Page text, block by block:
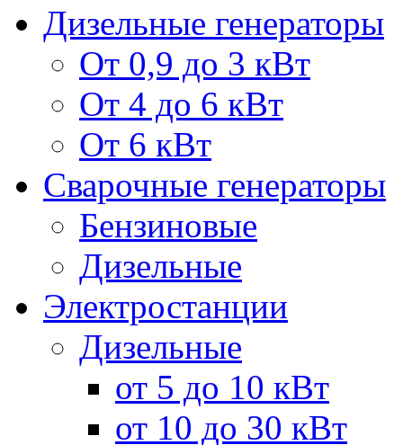
Дизельные генераторы
От 0,9 до 3 кВт
От 4 до 6 кВт
От 6 кВт
Сварочные генераторы
Бензиновые
Дизельные
Электростанции
Дизельные
от 5 до 10 кВт
от 10 до 30 кВт